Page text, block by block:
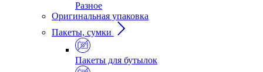
Разное
Оригинальная упаковка
Пакеты, сумки
Пакеты для бутылок